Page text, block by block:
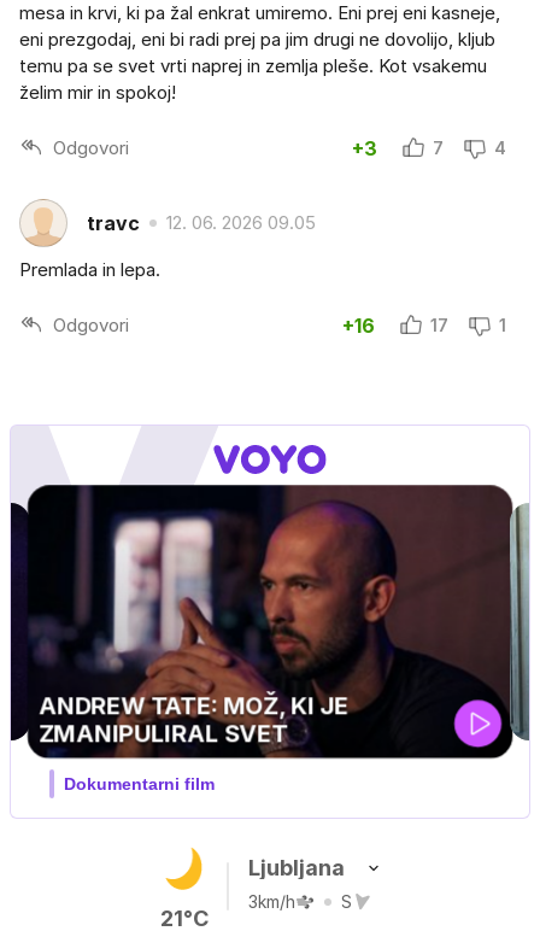
mesa in krvi, ki pa žal enkrat umiremo. Eni prej eni kasneje,
eni prezgodaj, eni bi radi prej pa jim drugi ne dovolijo, kljub
temu pa se svet vrti naprej in zemlja pleše. Kot vsakemu
želim mir in spokoj!
Odgovori +3 7 4
travc 12. 06. 2026 09.05
Premlada in lepa.
Odgovori +16 17 1
MOJ PRIJATELJ PINGVIN
Film meseca / družinski, pustolovski
21°C
Ljubljana
3km/h S